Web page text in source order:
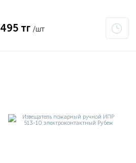
495 тг /шт